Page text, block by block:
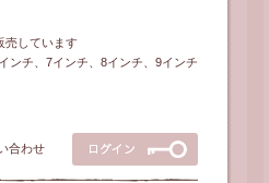
売しています
ンチ、7インチ、8インチ、9インチ
合わせ